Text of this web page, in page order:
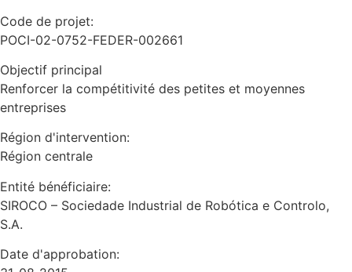
Code de projet:
POCI-02-0752-FEDER-002661
Objectif principal
Renforcer la compétitivité des petites et moyennes
entreprises
Région d'intervention:
Région centrale
Entité bénéficiaire:
SIROCO – Sociedade Industrial de Robótica e Controlo,
S.A.
Date d'approbation: